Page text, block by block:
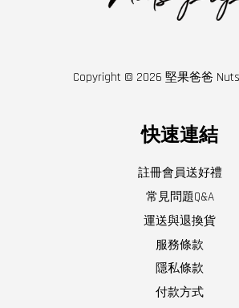
Copyright © 2026 堅果爸爸
快速連結
註冊會員送好禮
常見問題Q&A
運送與退換貨
服務條款
隱私條款
付款方式